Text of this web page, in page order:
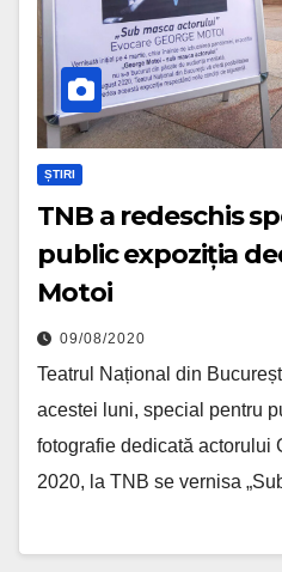
ȘTIRI
TNB a redeschis
public expoziția
Motoi
09/08/2020
Teatrul Național din
acestei luni, special pentru
fotografie dedicată actorului
2020, la TNB se vernisa